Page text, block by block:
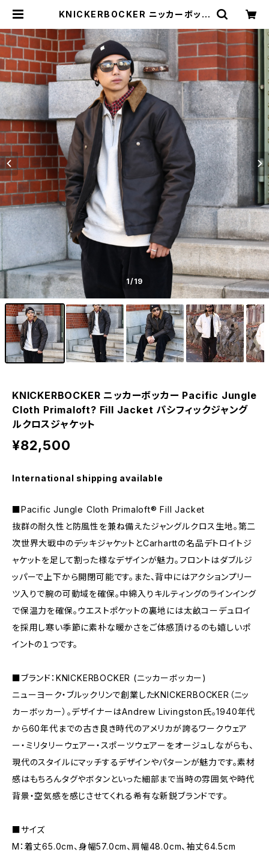
KNICKERBOCKER ニッカーボッカ
oft? Fill Jacket パシフィックジャ
ングルクロスジャケット | MAVAZI
マバジ
1/19
KNICKERBOCKER ニッカーボッカー Pacific Jungle
Cloth Primaloft? Fill Jacket パシフィックジャング
ルクロスジャケット
¥82,500
International shipping available
■Pacific Jungle Cloth Primaloft® Fill Jacket
抜群の耐久性と防風性を兼ね備えたジャングルクロス生地。第二
次世界大戦中のデッキジャケットとCarharttの名品デトロイトジ
ャケットを足して割った様なデザインが魅力。フロントはダブルジ
ッパーで上下から開閉可能です。また、背中にはアクションプリー
ツ入りで腕の可動域を確保。中綿入りキルティングのラインイング
で保温力を確保。ウエストポケットの裏地には太畝コーデュロイ
を採用し寒い季節に素朴な暖かさをご体感頂けるのも嬉しいポ
イントの１つです。
■ブランド：KNICKERBOCKER (ニッカーボッカー)
ニューヨーク・ブルックリンで創業したKNICKERBOCKER（ニッ
カーボッカー）。デザイナーはAndrew Livingston氏。1940年代
から60年代までの古き良き時代のアメリカが誇るワークウェア
ー・ミリタリーウェアー・スポーツウェアーをオージュしながらも、
現代のスタイルにマッチするデザインやパターンが魅力です。素材
感はもちろんタグやボタンといった細部まで当時の雰囲気や時代
背景・空気感を感じさせてくれる希有な新鋭ブランドです。
■サイズ
M：着丈65.0cm、身幅57.0cm、肩幅48.0cm、袖丈64.5cm